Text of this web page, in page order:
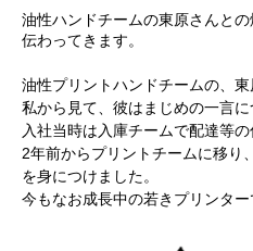
油性ハンドチームの東原さんと
伝わってきます。
油性プリントハンドチームの、東
私から見て、彼はまじめの一言に
入社当時は入庫チームで配達等
2年前からプリントチームに移り
を身につけました。
今もなお成長中の若きプリンター